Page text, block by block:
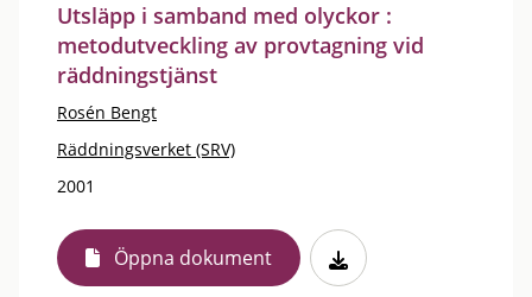
Utsläpp i samband med olyckor :
metodutveckling av provtagning vid
räddningstjänst
Rosén Bengt
Räddningsverket (SRV)
2001
Öppna dokument